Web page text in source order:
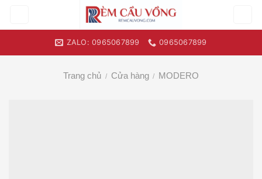
ZALO: 0965067899 0965067899
Trang chủ / Cửa hàng / MODERO